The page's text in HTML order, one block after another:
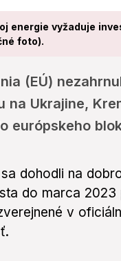
energie vyžaduje
foto).
(EÚ)
na Ukrajine,
európskeho
dohodli na
do marca
v